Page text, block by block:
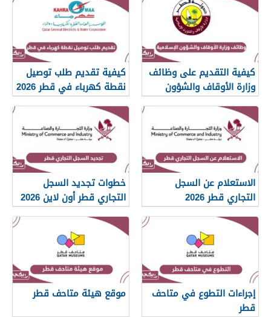
كيفية التقديم على وظائف
وزارة الأوقاف والشؤون
الإسلامية قطر 2026
كيفية تقديم طلب توصيل
نقطة كهرباء في قطر 2026
الاستعلام عن السجل
التجاري قطر 2026
خطوات تجديد السجل
التجاري قطر أون لاين 2026
إجراءات التطوع في متاحف
قطر
موقع هيئة متاحف قطر